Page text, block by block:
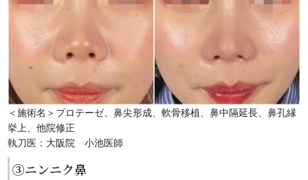
＜施術名＞プロテーゼ、鼻尖形成、軟骨移植、鼻中隔延長、鼻孔縁
挙上、他院修正
執刀医：大阪院 小池医師
③ニンニク鼻